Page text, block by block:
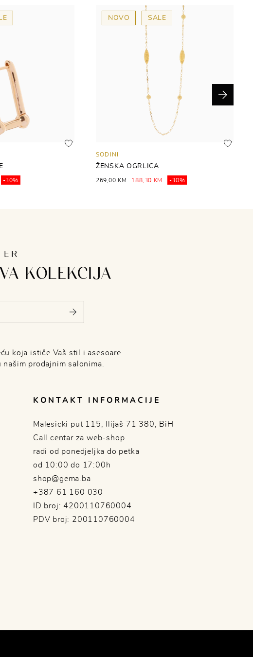
-30%
NOVO SALE
SODINI
ŽENSKA OGRLICA
269,00 KM 188,30 KM -30%
Next
KOLEKCIJA
koja ističe Vaš stil i asesoare
prodajnim salonima.
KONTAKT INFORMACIJE
Malesicki put 115, Ilijaš 71 380, BiH
Call centar za web-shop
radi od ponedjeljka do petka
od 10:00 do 17:00h
shop@gema.ba
+387 61 160 030
ID broj: 4200110760004
PDV broj: 200110760004